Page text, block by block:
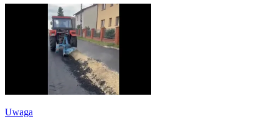
Uwaga